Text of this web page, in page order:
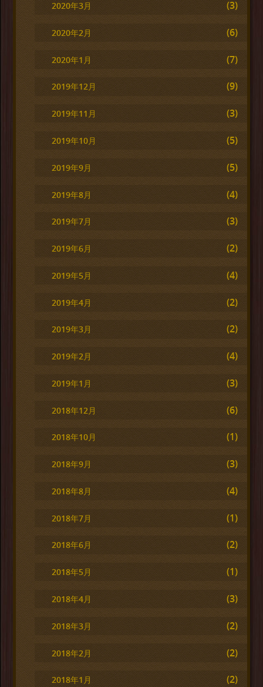
2020年3月 (3)
2020年2月 (6)
2020年1月 (7)
2019年12月 (9)
2019年11月 (3)
2019年10月 (5)
2019年9月 (5)
2019年8月 (4)
2019年7月 (3)
2019年6月 (2)
2019年5月 (4)
2019年4月 (2)
2019年3月 (2)
2019年2月 (4)
2019年1月 (3)
2018年12月 (6)
2018年10月 (1)
2018年9月 (3)
2018年8月 (4)
2018年7月 (1)
2018年6月 (2)
2018年5月 (1)
2018年4月 (3)
2018年3月 (2)
2018年2月 (2)
2018年1月 (2)